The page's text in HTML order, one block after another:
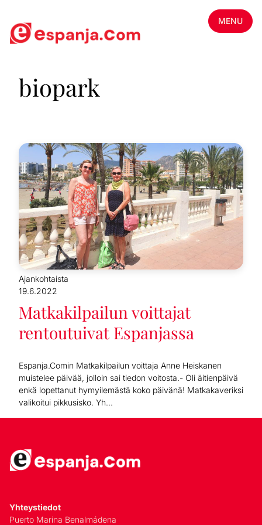
MENU
biopark
Ajankohtaista
19.6.2022
Matkakilpailun voittajat
rentoutuivat Espanjassa
Espanja.Comin Matkakilpailun voittaja Anne Heiskanen
muistelee päivää, jolloin sai tiedon voitosta.- Oli äitienpäivä
enkä lopettanut hymyilemästä koko päivänä! Matkakaveriksi
valikoitui pikkusisko. Yh...
Yhteystiedot
Puerto Marina Benalmádena